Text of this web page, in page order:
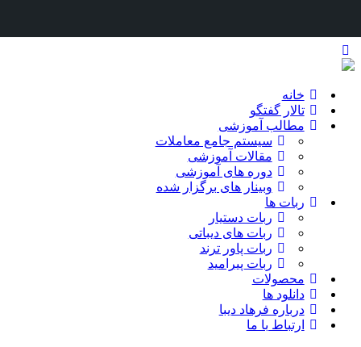
خانه
تالار گفتگو
مطالب آموزشی
سیستم جامع معاملات
مقالات آموزشی
دوره های آموزشی
وبینار های برگزار شده
ربات ها
ربات دستیار
ربات های دیباتی
ربات پاور ترند
ربات پیرامید
محصولات
دانلود ها
درباره فرهاد دیبا
ارتباط با ما